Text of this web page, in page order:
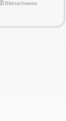
Bildnachweise